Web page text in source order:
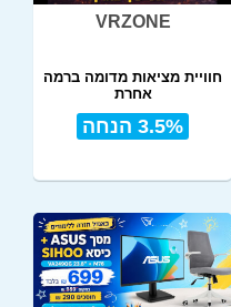
VRZONE
חוויית מציאות מדומה ברמה
אחרת
3.5% הנחה